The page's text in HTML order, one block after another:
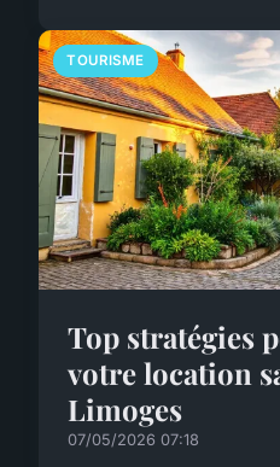
TOURISME
Top stratégies
votre location
Limoges
07/05/2026 07:18